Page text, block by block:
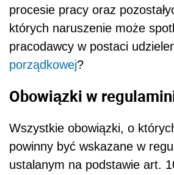
procesie pracy oraz
których naruszenie może
pracodawcy w postaci
porządkowej?
Obowiązki w
Wszystkie obowiązki, o
powinny być wskazane w
ustalanym na podstawie art.